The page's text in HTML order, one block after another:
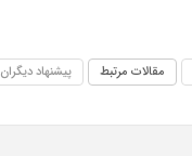
مقالات مرتبط پیشنهاد دیگران